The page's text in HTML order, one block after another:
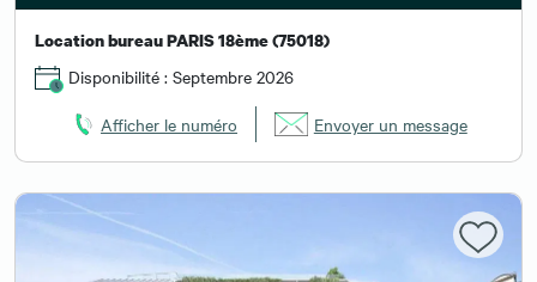
Location bureau PARIS 18ème (75018)
Disponibilité : Septembre 2026
Afficher le numéro Envoyer un message